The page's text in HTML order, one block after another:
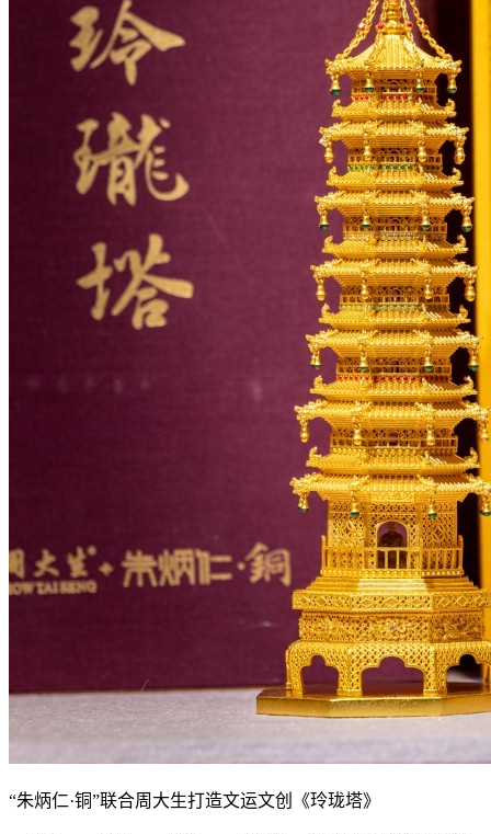
“朱炳仁·铜”联合周大生打造文运文创《玲珑塔》